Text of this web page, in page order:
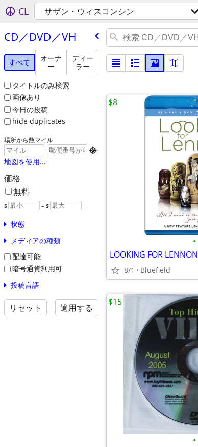
CL サザン・ウィスコンシン
CD／DVD／VH
すべて
オーナ
ー
ディー
ラー
タイトルのみ検索
画像あり
今日の投稿
hide duplicates
場所から数マイル

地図を使用...
価格
無料
$ – $
状態
メディアの種類
配達可能
暗号通貨利用可
投稿言語
リセット 適用する
•
LOOKING FOR LENNON
8/1 Bluefield
$8
•
$15